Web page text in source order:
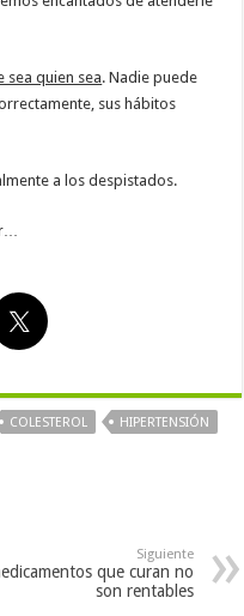
sea quien sea. Nadie puede
sus hábitos
a los despistados.
COLESTEROL
HIPERTENSIÓN
Siguiente
que curan no
son rentables